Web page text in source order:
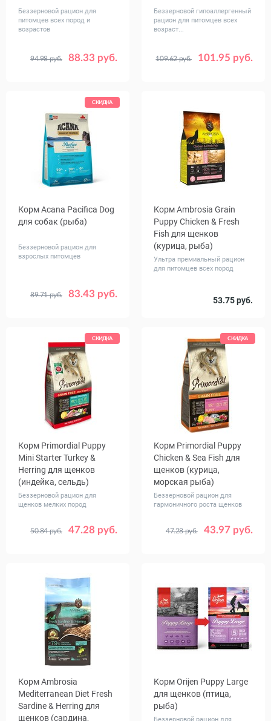
Беззерновой рацион для
питомцев всех пород и
возрастов
88.33 руб.
94.98 руб.
Вес, кг 0.34 2
6
Беззерновой гипоаллергенный
рацион для питомцев всех
возраст...
101.95 руб.
109.62 руб.
Вес, кг 0.34 2
6
СКИДКА
Корм Acana Pacifica Dog
для собак (рыба)
Беззерновой рацион для
взрослых питомцев
83.43 руб.
89.71 руб.
Вес, кг 0.34 2
6
Корм Ambrosia Grain
Puppy Chicken & Fresh
Fish для щенков
(курица, рыба)
Ультра премиальный рацион
для питомцев всех пород
53.75 руб.
2 6
СКИДКА
Корм Primordial Puppy
Mini Starter Turkey &
Herring для щенков
(индейка, сельдь)
Беззерновой рацион для
щенков мелких пород
47.28 руб.
50.84 руб.
Вес, кг 2 6
СКИДКА
Корм Primordial Puppy
Chicken & Sea Fish для
щенков (курица,
морская рыба)
Беззерновой рацион для
гармоничного роста щенков
43.97 руб.
47.28 руб.
Вес, кг 2 12 20
Корм Ambrosia
Mediterranean Diet Fresh
Sardine & Herring для
щенков (сардина,
Корм Orijen Puppy Large
для щенков (птица,
рыба)